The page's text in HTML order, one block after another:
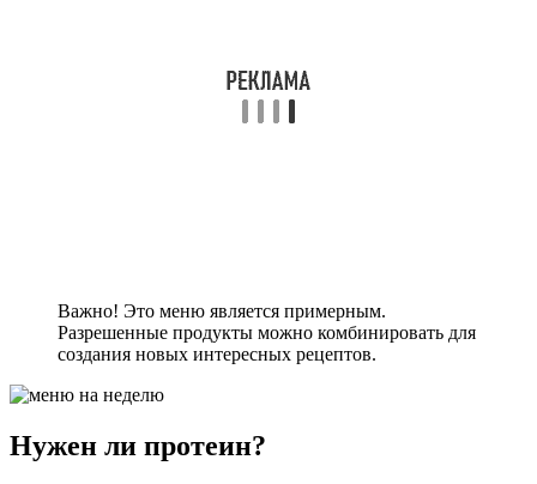
Важно! Это меню является примерным.
Разрешенные продукты можно комбинировать для
создания новых интересных рецептов.
Нужен ли протеин?